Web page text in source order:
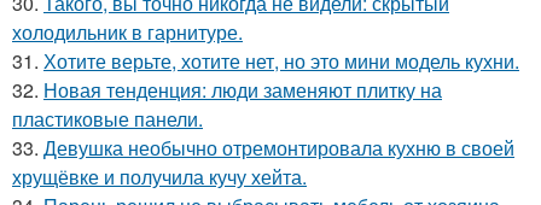
холодильник в гарнитуре.
31. Хотите верьте, хотите нет, но это мини модель кухни.
32. Новая тенденция: люди заменяют плитку на
пластиковые панели.
33. Девушка необычно отремонтировала кухню в своей
хрущёвке и получила кучу хейта.